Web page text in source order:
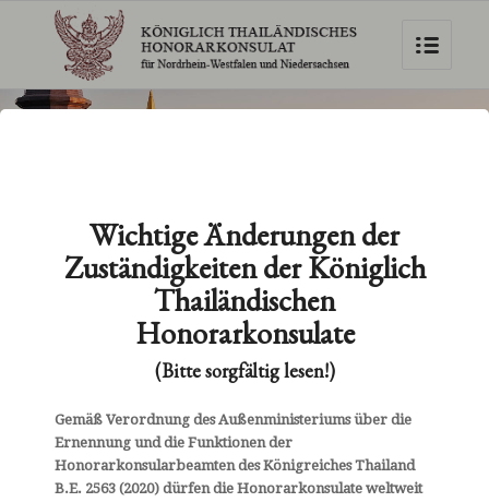
Willkommen beim Königlich Thailändischen
Honorarkonsulat für Nordrhein-Westfalen und
Niedersachsen!
Mit unserem Online-Auftritt bieten wir Ihnen eine
Informationsplattform zum Königreich Thailand.
Informieren Sie sich über Visabestimmungen,
Wichtige Änderungen der
Zuständigkeiten der Königlich
Thailändischen
Honorarkonsulate
(Bitte sorgfältig lesen!)
Gemäß Verordnung des Außenministeriums über die
Ernennung und die Funktionen der
Honorarkonsularbeamten des Königreiches Thailand
B.E. 2563 (2020) dürfen die Honorarkonsulate weltweit